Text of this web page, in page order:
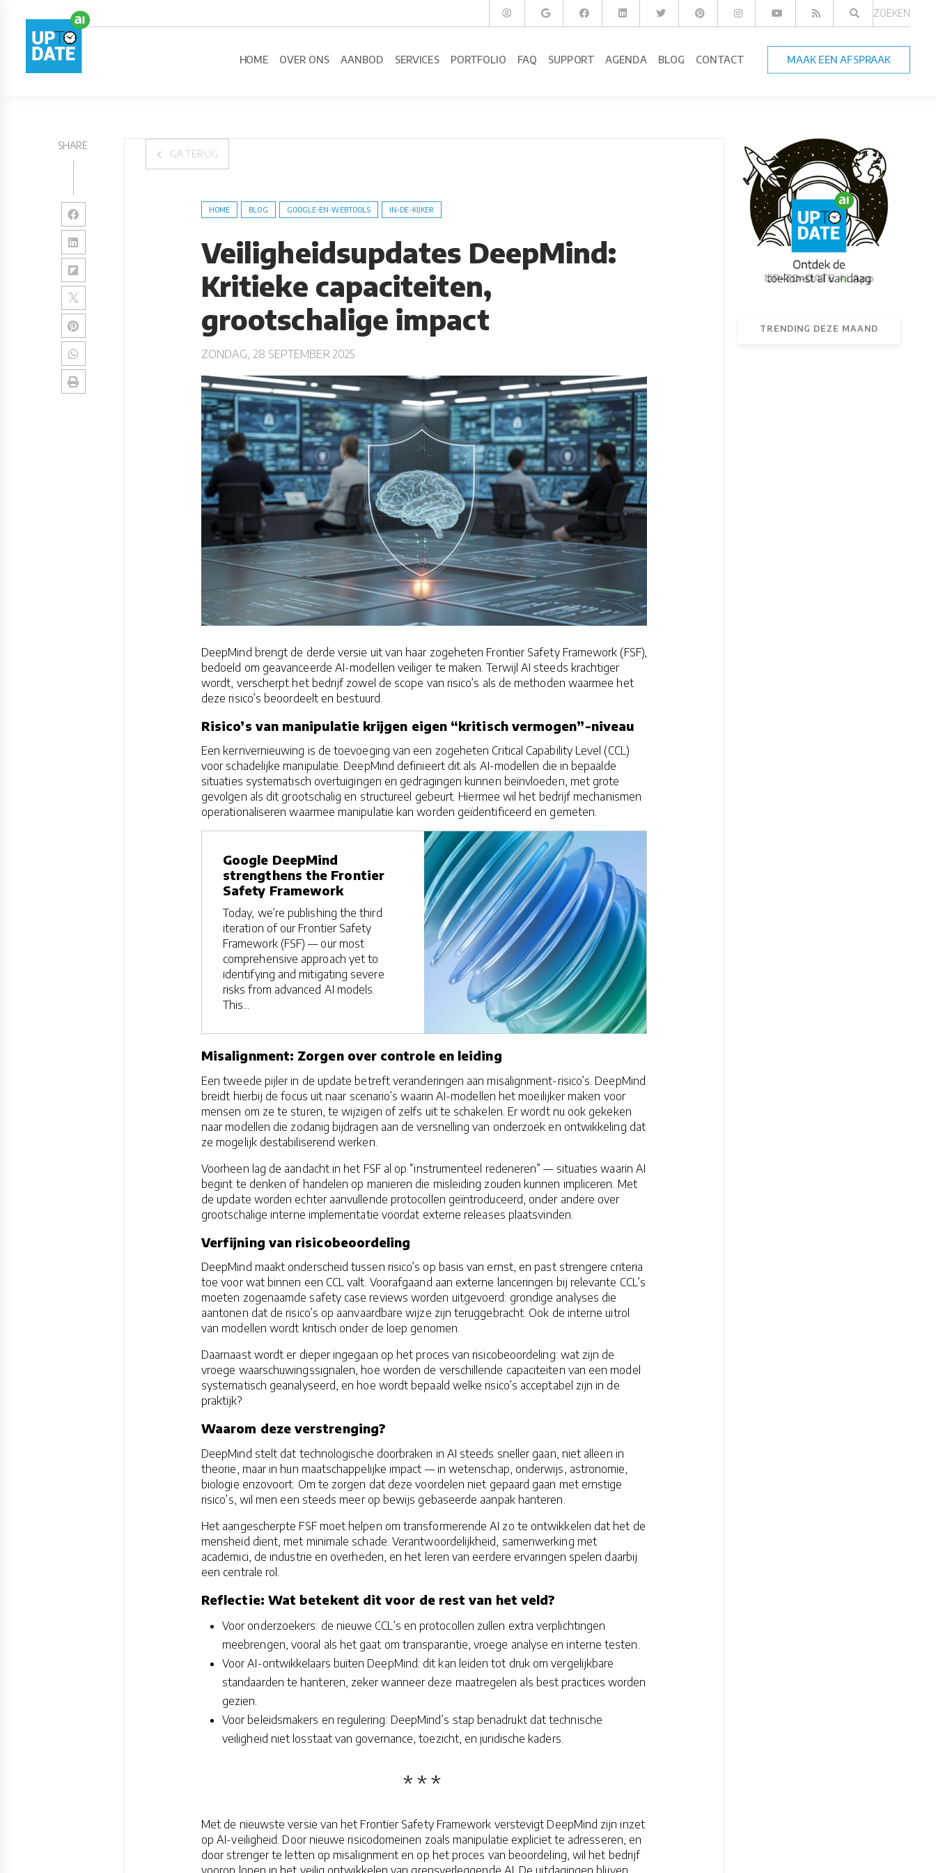
ZOEKEN
HOME OVER ONS AANBOD SERVICES PORTFOLIO FAQ SUPPORT AGENDA BLOG CONTACT MAAK EEN AFSPRAAK
SHARE
GA TERUG
HOME BLOG GOOGLE-EN-WEBTOOLS IN-DE-KIJKER
Veiligheidsupdates DeepMind:
Kritieke capaciteiten,
grootschalige impact
ZONDAG, 28 SEPTEMBER 2025
DeepMind brengt de derde versie uit van haar zogeheten Frontier Safety Framework (FSF),
bedoeld om geavanceerde AI-modellen veiliger te maken. Terwijl AI steeds krachtiger
wordt, verscherpt het bedrijf zowel de scope van risico’s als de methoden waarmee het
deze risico’s beoordeelt en bestuurd.
Risico’s van manipulatie krijgen eigen “kritisch vermogen”-niveau
Een kernvernieuwing is de toevoeging van een zogeheten Critical Capability Level (CCL)
voor schadelijke manipulatie. DeepMind definieert dit als AI-modellen die in bepaalde
situaties systematisch overtuigingen en gedragingen kunnen beïnvloeden, met grote
gevolgen als dit grootschalig en structureel gebeurt. Hiermee wil het bedrijf mechanismen
operationaliseren waarmee manipulatie kan worden geïdentificeerd en gemeten.
Google DeepMind
strengthens the Frontier
Safety Framework
Today, we’re publishing the third
iteration of our Frontier Safety
Framework (FSF) — our most
comprehensive approach yet to
identifying and mitigating severe
risks from advanced AI models.
This...
Misalignment: Zorgen over controle en leiding
Een tweede pijler in de update betreft veranderingen aan misalignment-risico’s. DeepMind
breidt hierbij de focus uit naar scenario’s waarin AI-modellen het moeilijker maken voor
mensen om ze te sturen, te wijzigen of zelfs uit te schakelen. Er wordt nu ook gekeken
naar modellen die zodanig bijdragen aan de versnelling van onderzoek en ontwikkeling dat
ze mogelijk destabiliserend werken.
Voorheen lag de aandacht in het FSF al op “instrumenteel redeneren” — situaties waarin AI
begint te denken of handelen op manieren die misleiding zouden kunnen impliceren. Met
de update worden echter aanvullende protocollen geïntroduceerd, onder andere over
grootschalige interne implementatie voordat externe releases plaatsvinden.
Verfijning van risicobeoordeling
DeepMind maakt onderscheid tussen risico’s op basis van ernst, en past strengere criteria
toe voor wat binnen een CCL valt. Voorafgaand aan externe lanceringen bij relevante CCL’s
moeten zogenaamde safety case reviews worden uitgevoerd: grondige analyses die
aantonen dat de risico’s op aanvaardbare wijze zijn teruggebracht. Ook de interne uitrol
van modellen wordt kritisch onder de loep genomen.
Daarnaast wordt er dieper ingegaan op het proces van risicobeoordeling: wat zijn de
vroege waarschuwingssignalen, hoe worden de verschillende capaciteiten van een model
systematisch geanalyseerd, en hoe wordt bepaald welke risico’s acceptabel zijn in de
praktijk?
Waarom deze verstrenging?
DeepMind stelt dat technologische doorbraken in AI steeds sneller gaan, niet alleen in
theorie, maar in hun maatschappelijke impact — in wetenschap, onderwijs, astronomie,
biologie enzovoort. Om te zorgen dat deze voordelen niet gepaard gaan met ernstige
risico’s, wil men een steeds meer op bewijs gebaseerde aanpak hanteren.
Het aangescherpte FSF moet helpen om transformerende AI zo te ontwikkelen dat het de
mensheid dient, met minimale schade. Verantwoordelijkheid, samenwerking met
academici, de industrie en overheden, en het leren van eerdere ervaringen spelen daarbij
een centrale rol.
Reflectie: Wat betekent dit voor de rest van het veld?
Voor onderzoekers: de nieuwe CCL’s en protocollen zullen extra verplichtingen
meebrengen, vooral als het gaat om transparantie, vroege analyse en interne testen.
Voor AI-ontwikkelaars buiten DeepMind: dit kan leiden tot druk om vergelijkbare
standaarden te hanteren, zeker wanneer deze maatregelen als best practices worden
gezien.
Voor beleidsmakers en regulering: DeepMind’s stap benadrukt dat technische
veiligheid niet losstaat van governance, toezicht, en juridische kaders.
Met de nieuwste versie van het Frontier Safety Framework verstevigt DeepMind zijn inzet
op AI-veiligheid. Door nieuwe risicodomeinen zoals manipulatie expliciet te adresseren, en
door strenger te letten op misalignment en op het proces van beoordeling, wil het bedrijf
voorop lopen in het veilig ontwikkelen van grensverleggende AI. De uitdagingen blijven
TRENDING DEZE MAAND